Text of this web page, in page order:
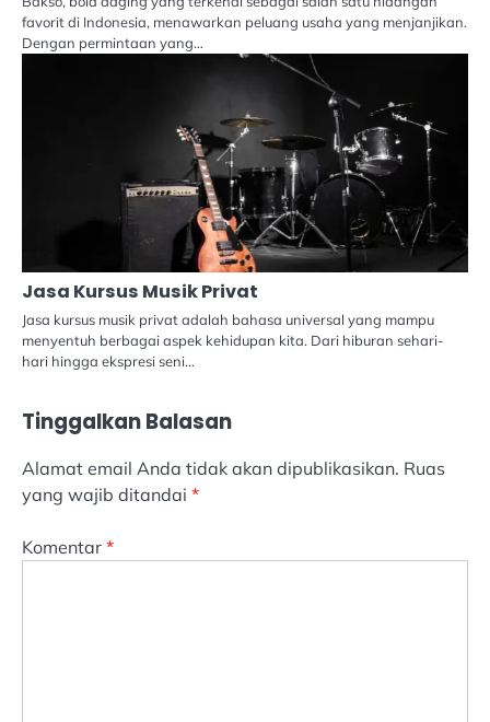
favorit di Indonesia, menawarkan peluang usaha yang menjanjikan.
Dengan permintaan yang…
Jasa Kursus Musik Privat
Jasa kursus musik privat adalah bahasa universal yang mampu
menyentuh berbagai aspek kehidupan kita. Dari hiburan sehari-
hari hingga ekspresi seni…
Tinggalkan Balasan
Alamat email Anda tidak akan dipublikasikan. Ruas
yang wajib ditandai *
Komentar *